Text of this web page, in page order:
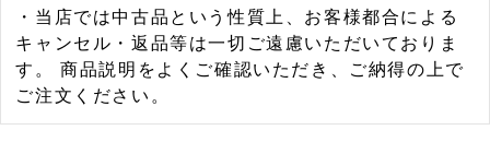
・当店では中古品という性質上、お客様都合による
キャンセル・返品等は一切ご遠慮いただいておりま
す。 商品説明をよくご確認いただき、ご納得の上で
ご注文ください。